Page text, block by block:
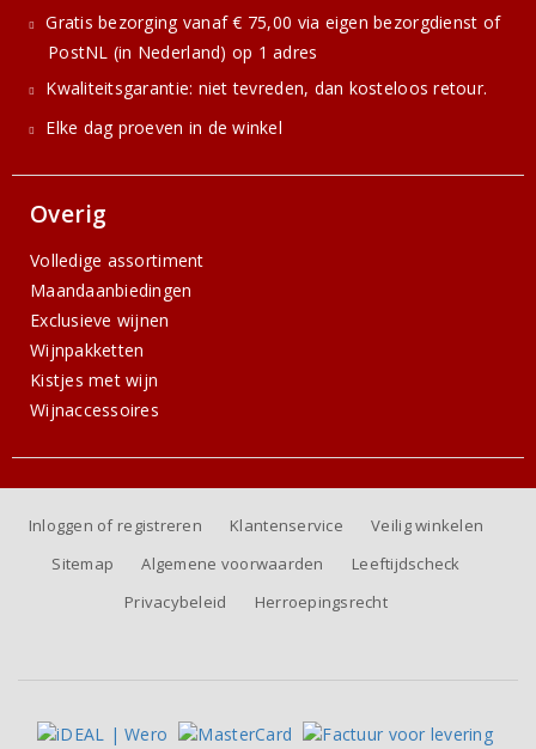
Gratis bezorging vanaf € 75,00 via eigen bezorgdienst of
PostNL (in Nederland) op 1 adres
Kwaliteitsgarantie: niet tevreden, dan kosteloos retour.
Elke dag proeven in de winkel
Overig
Volledige assortiment
Maandaanbiedingen
Exclusieve wijnen
Wijnpakketten
Kistjes met wijn
Wijnaccessoires
Inloggen of registreren Klantenservice
Veilig winkelen
Sitemap
Algemene voorwaarden
Leeftijdscheck
Privacybeleid
Herroepingsrecht